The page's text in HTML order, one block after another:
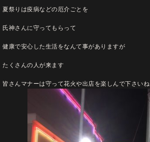
夏祭りは疫病などの厄介ごとを
氏神さんに守ってもらって
健康で安心した生活をなんて事がありますが
たくさんの人が来ます
皆さんマナーは守って花火や出店を楽しんで下さいね